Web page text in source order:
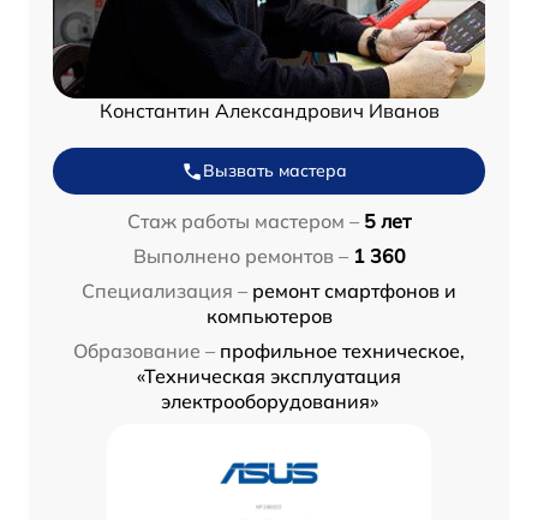
Константин Александрович Иванов
Вызвать мастера
Стаж работы мастером – 5 лет
Выполнено ремонтов – 1 360
Специализация – ремонт смартфонов и
компьютеров
Образование – профильное техническое,
«Техническая эксплуатация
электрооборудования»